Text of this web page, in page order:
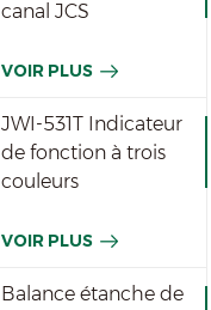
canal JCS
VOIR PLUS
JWI-531T Indicateur
de fonction à trois
couleurs
VOIR PLUS
Balance étanche de